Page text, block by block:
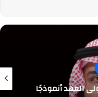
العهد أنموذجًا